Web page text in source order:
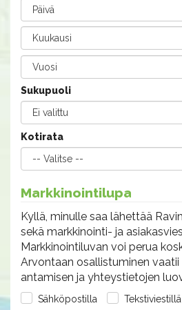
Sukupuoli
Kotirata
Markkinointilupa
Kyllä, minulle saa lähettää
sekä markkinointi- ja
Markkinointiluvan voi perua
Arvontaan osallistuminen
antamisen ja yhteystietojen
Sähköpostilla Tekstiviestillä